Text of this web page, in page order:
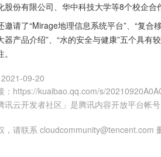
股份有限公司、华中科技大学等8个校企
邀请了“Mirage地理信息系统平台”、“复合
器产品介绍”、“水的安全与健康”五个具
2021-09-20
： https://kuaibao.qq.com/s/
讯云开发者社区」是腾讯内容开放平台帐
，请联系 cloudcommunity@tencent.com